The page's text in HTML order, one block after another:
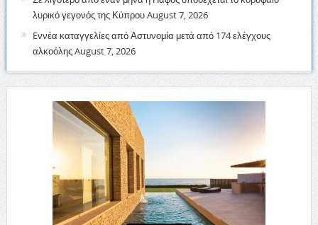
λυρικό γεγονός της ΚύπρουAugust 7, 2026
Eννέα καταγγελίες από Αστυνομία μετά από 174 ελέγχους
αλκοόληςAugust 7, 2026